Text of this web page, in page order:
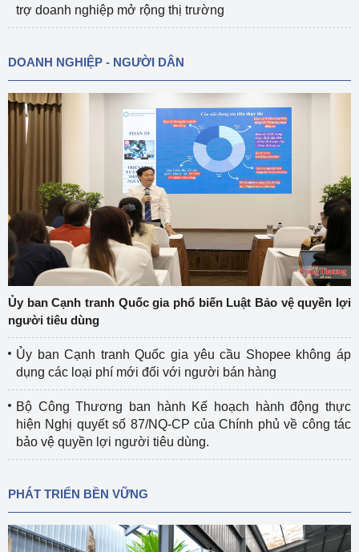
trợ doanh nghiệp mở rộng thị trường
DOANH NGHIỆP - NGƯỜI DÂN
Ủy ban Cạnh tranh Quốc gia phổ biến Luật Bảo vệ quyền lợi
người tiêu dùng
Ủy ban Cạnh tranh Quốc gia yêu cầu Shopee không áp
dụng các loại phí mới đối với người bán hàng
Bộ Công Thương ban hành Kế hoạch hành động thực
hiện Nghị quyết số 87/NQ-CP của Chính phủ về công tác
bảo vệ quyền lợi người tiêu dùng.
PHÁT TRIỂN BỀN VỮNG